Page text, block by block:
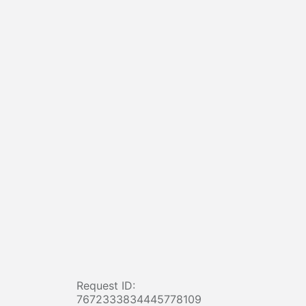
Request ID:
7672333834445778109